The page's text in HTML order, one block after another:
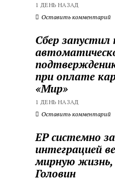
1 ДЕНЬ НАЗАД
Оставить комментарий
Сбер
при оплате
«Мир»
1 ДЕНЬ НАЗАД
Оставить комментарий
ЕР системно
интеграцией
мирную жизнь,
Головин